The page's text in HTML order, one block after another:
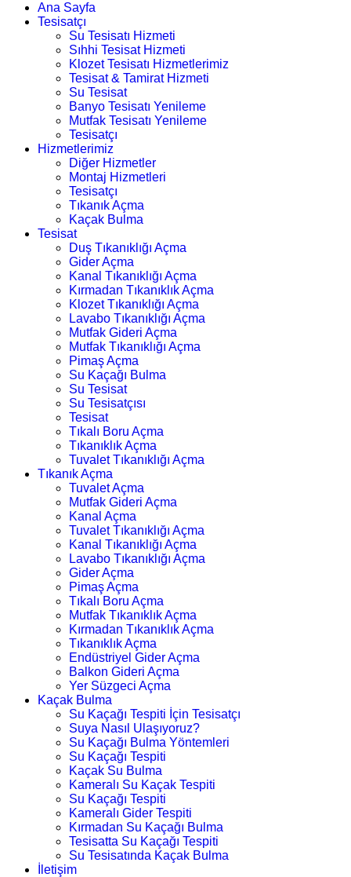
Ana Sayfa
Tesisatçı
Su Tesisatı Hizmeti
Sıhhi Tesisat Hizmeti
Klozet Tesisatı Hizmetlerimiz
Tesisat & Tamirat Hizmeti
Su Tesisat
Banyo Tesisatı Yenileme
Mutfak Tesisatı Yenileme
Tesisatçı
Hizmetlerimiz
Diğer Hizmetler
Montaj Hizmetleri
Tesisatçı
Tıkanık Açma
Kaçak Bulma
Tesisat
Duş Tıkanıklığı Açma
Gider Açma
Kanal Tıkanıklığı Açma
Kırmadan Tıkanıklık Açma
Klozet Tıkanıklığı Açma
Lavabo Tıkanıklığı Açma
Mutfak Gideri Açma
Mutfak Tıkanıklığı Açma
Pimaş Açma
Su Kaçağı Bulma
Su Tesisat
Su Tesisatçısı
Tesisat
Tıkalı Boru Açma
Tıkanıklık Açma
Tuvalet Tıkanıklığı Açma
Tıkanık Açma
Tuvalet Açma
Mutfak Gideri Açma
Kanal Açma
Tuvalet Tıkanıklığı Açma
Kanal Tıkanıklığı Açma
Lavabo Tıkanıklığı Açma
Gider Açma
Pimaş Açma
Tıkalı Boru Açma
Mutfak Tıkanıklık Açma
Kırmadan Tıkanıklık Açma
Tıkanıklık Açma
Endüstriyel Gider Açma
Balkon Gideri Açma
Yer Süzgeci Açma
Kaçak Bulma
Su Kaçağı Tespiti İçin Tesisatçı
Suya Nasıl Ulaşıyoruz?
Su Kaçağı Bulma Yöntemleri
Su Kaçağı Tespiti
Kaçak Su Bulma
Kameralı Su Kaçak Tespiti
Su Kaçağı Tespiti
Kameralı Gider Tespiti
Kırmadan Su Kaçağı Bulma
Tesisatta Su Kaçağı Tespiti
Su Tesisatında Kaçak Bulma
İletişim